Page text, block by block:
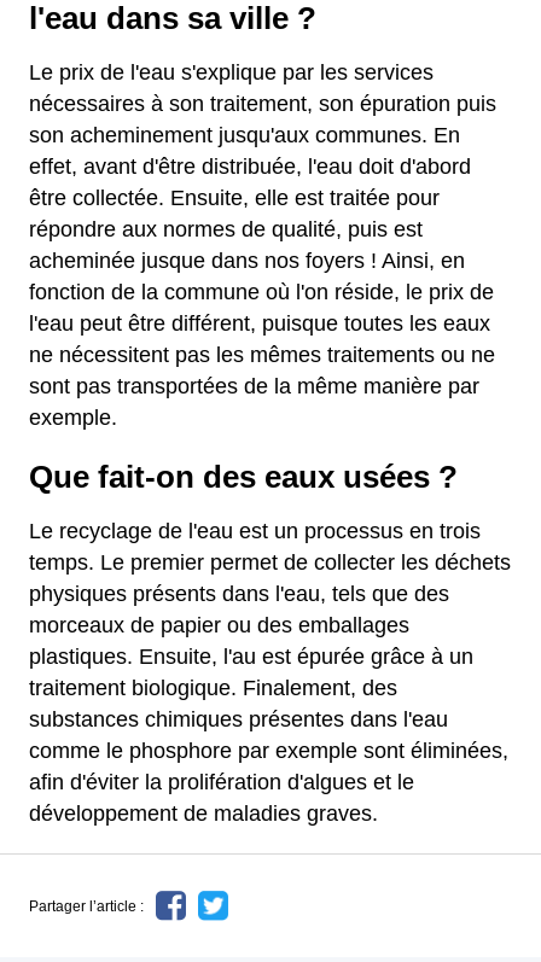
l'eau dans sa ville ?
Le prix de l'eau s'explique par les services
nécessaires à son traitement, son épuration puis
son acheminement jusqu'aux communes. En
effet, avant d'être distribuée, l'eau doit d'abord
être collectée. Ensuite, elle est traitée pour
répondre aux normes de qualité, puis est
acheminée jusque dans nos foyers ! Ainsi, en
fonction de la commune où l'on réside, le prix de
l'eau peut être différent, puisque toutes les eaux
ne nécessitent pas les mêmes traitements ou ne
sont pas transportées de la même manière par
exemple.
Que fait-on des eaux usées ?
Le recyclage de l'eau est un processus en trois
temps. Le premier permet de collecter les déchets
physiques présents dans l'eau, tels que des
morceaux de papier ou des emballages
plastiques. Ensuite, l'au est épurée grâce à un
traitement biologique. Finalement, des
substances chimiques présentes dans l'eau
comme le phosphore par exemple sont éliminées,
afin d'éviter la prolifération d'algues et le
développement de maladies graves.
Partager l’article :